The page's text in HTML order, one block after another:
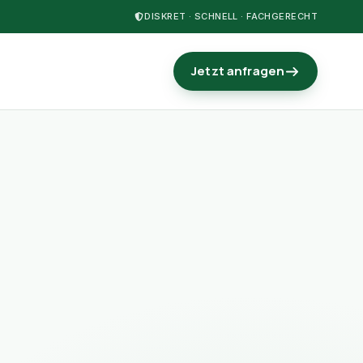
DISKRET · SCHNELL · FACHGERECHT
Jetzt anfragen